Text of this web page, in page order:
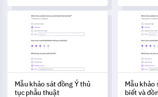
bạn hiểu rõ
vọng của
Mẫu khảo sát đồng Ý thủ tục phẫu thuật
Mẫu khảo sát đồng Ý thủ
tục phẫu thuật
Mẫu
Mẫu khảo
biết và